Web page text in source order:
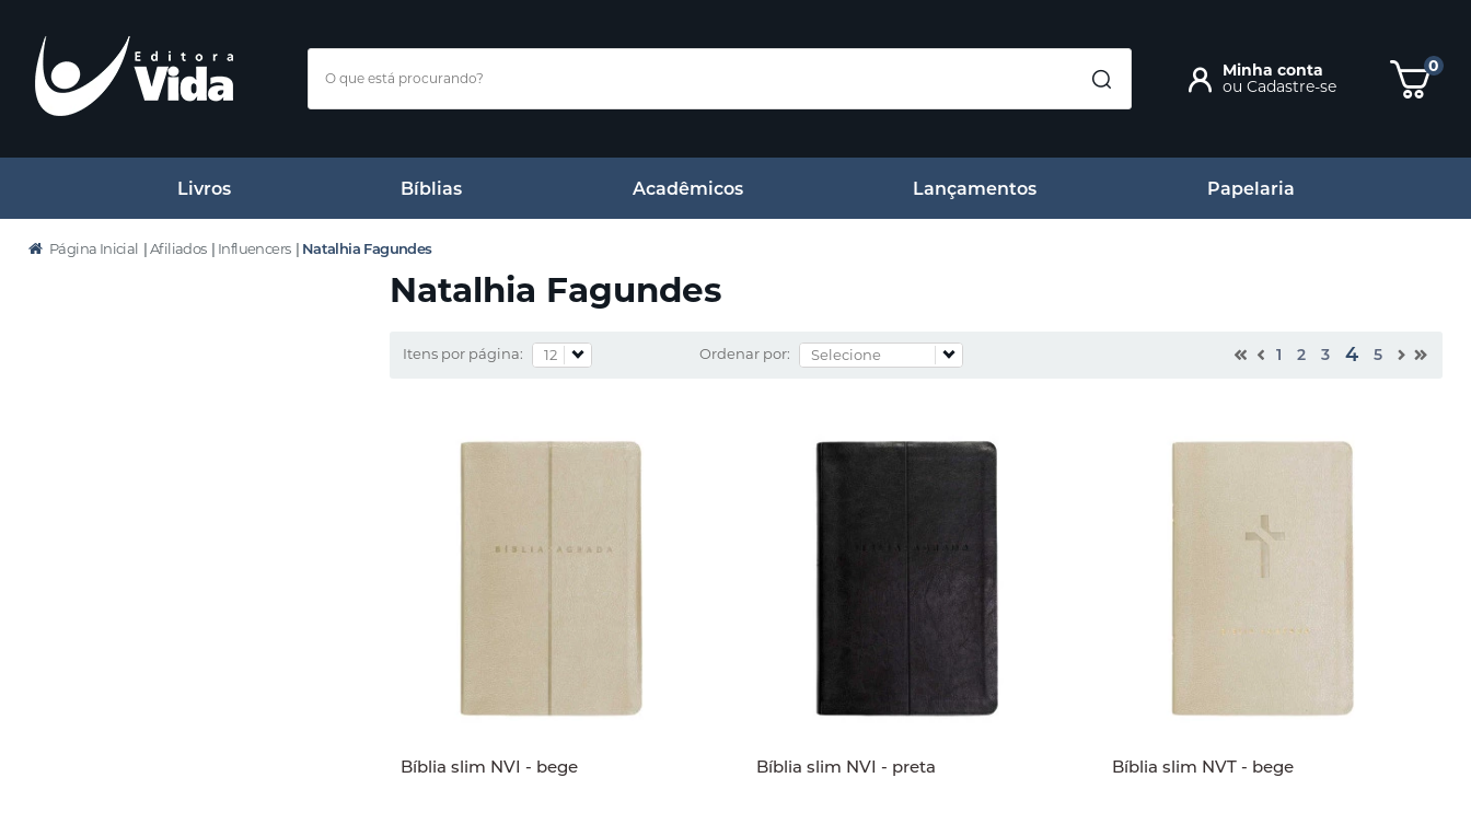
Minha conta
ou Cadastre-se
0
Livros Bíblias Acadêmicos Lançamentos Papelaria
Página Inicial |Afiliados | Influencers | Natalhia Fagundes
Natalhia Fagundes
Itens por página: Ordenar por: 1 2 3 4 5
Bíblia slim NVI - bege Bíblia slim NVI - preta Bíblia slim NVT - bege